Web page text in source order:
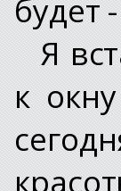
будет
Я
к